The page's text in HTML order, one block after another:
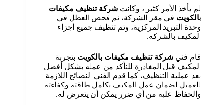
لم يأخذ الأمر كثيرا، وكانت شركة تنظيف مكيفات
بالكويت في مقر الشركة، نم فحص العطل في
وحدة التبريد المركزية، وتم تنظيف جميع أجزاء
المكيف بالشركة.
قام فني شركة تنظيف مكيفات بالكويت بتجربة
المكيف قبل المغادرة للتأكد من عمله بشكل أفضل
بعد عملية التنظيف، كما قدم الفني النصائح اللازمة
للعميل لضمان عمل المكيف بكامل طاقته وكفاءته
والحفاظ عليه من أي ضرر يمكن أن يتعرض له.